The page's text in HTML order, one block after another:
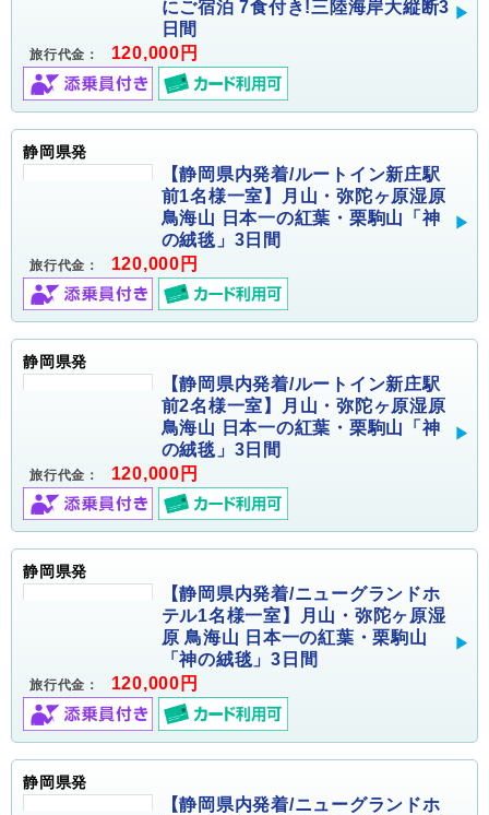
にご宿泊 7食付き!三陸海岸大縦断3
日間
旅行代金： 120,000円
静岡県発
【静岡県内発着/ルートイン新庄駅
前1名様一室】月山・弥陀ヶ原湿原
鳥海山 日本一の紅葉・栗駒山「神
の絨毯」3日間
旅行代金： 120,000円
静岡県発
【静岡県内発着/ルートイン新庄駅
前2名様一室】月山・弥陀ヶ原湿原
鳥海山 日本一の紅葉・栗駒山「神
の絨毯」3日間
旅行代金： 120,000円
静岡県発
【静岡県内発着/ニューグランドホ
テル1名様一室】月山・弥陀ヶ原湿
原 鳥海山 日本一の紅葉・栗駒山
「神の絨毯」3日間
旅行代金： 120,000円
静岡県発
【静岡県内発着/ニューグランドホ